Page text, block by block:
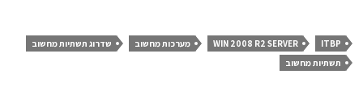
ITBP
WIN 2008 R2 SERVER מערכות מחשוב
שדרוג תשתיות מחשוב
תשתיות מחשוב